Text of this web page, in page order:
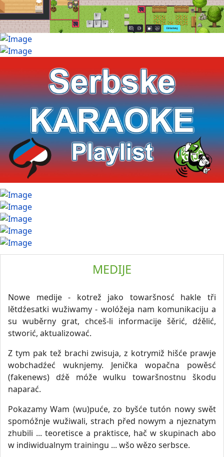
MEDIJE
Nowe medije - kotrež jako towaršnosć hakle tři
lětdźesatki wužiwamy - wolóžeja nam komunikaciju a
su wuběrny grat, chceš-li informacije šěrić, dźělić,
stworić, aktualizować.
Z tym pak tež brachi zwisuja, z kotrymiž hišće prawje
wobchadźeć wuknjemy. Jenička wopačna powěsć
(fakenews) dźě móže wulku towaršnostnu škodu
naparać.
Pokazamy Wam (wu)puće, zo byšće tutón nowy swět
spomóžnje wužiwali, strach před nowym a njeznatym
zhubili ... teoretisce a praktisce, hač w skupinach abo
w indiwidualnym trainingu ... wšo wězo serbsce.